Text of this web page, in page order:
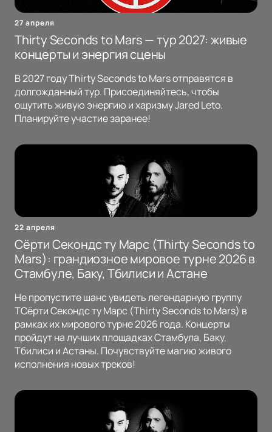
27 апреля
Thirty Seconds to Mars — тур 2027: живые
концерты и энергия сцены
В 2027 году Thirty Seconds to Mars отправятся в
долгожданный тур. Присоединяйтесь, чтобы
ощутить живую энергию и харизму Jared Leto.
Планируйте участие заранее!
22 апреля
Сёрти Секондс ту Марс (Thirty Seconds to
Mars): грандиозное мировое турне 2026 в
Стамбуле, Баку, Тбилиси и Астане
Не пропустите шанс увидеть легендарную группу
TСёрти Секондс ту Марс (Thirty Seconds to Mars) в
рамках их мирового турне 2026 года. Концерты
пройдут на лучших площадках Стамбула, Баку,
Тбилиси и Астаны. Почувствуйте магию живого
исполнения новых треков!